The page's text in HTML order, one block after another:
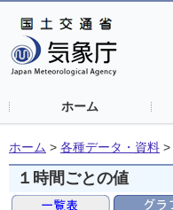
ホーム
ホーム > 各種データ・資料 >
１時間ごとの値